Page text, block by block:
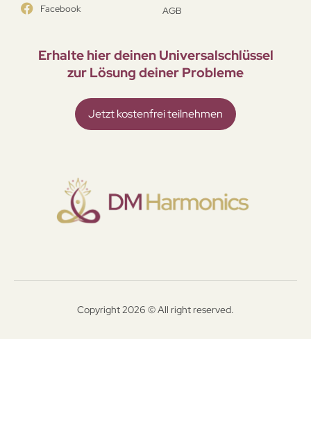
Facebook
AGB
Erhalte hier deinen Universal­schlüssel
zur Lösung deiner Probleme
Jetzt kostenfrei teilnehmen
Copyright 2026 © All right reserved.